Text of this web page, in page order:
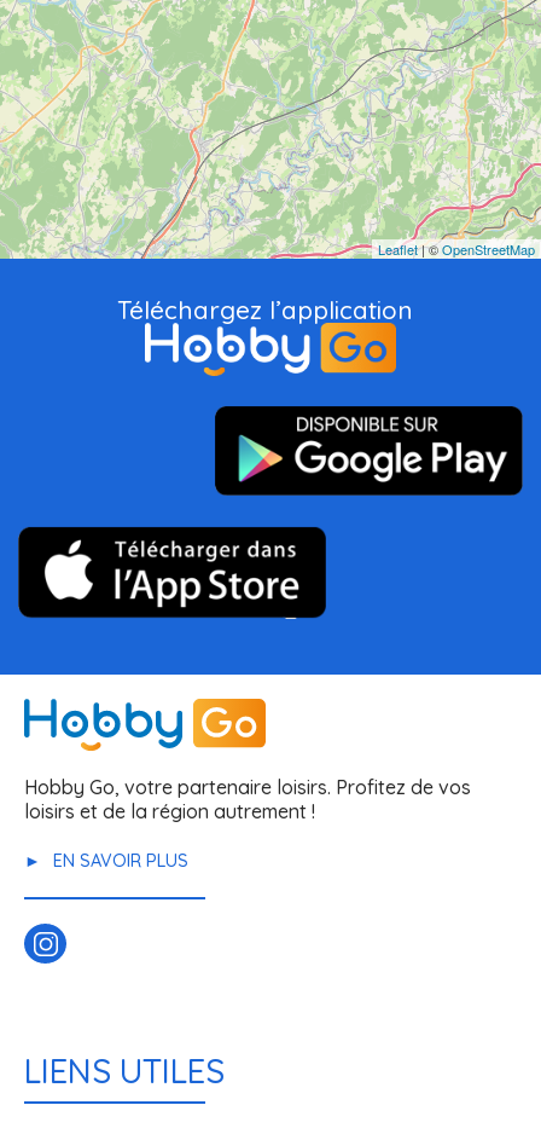
Leaflet| ©OpenStreetMap
Téléchargez l’application
Hobby Go, votre partenaire loisirs. Profitez de vos
loisirs et de la région autrement !
EN SAVOIR PLUS
LIENS UTILES